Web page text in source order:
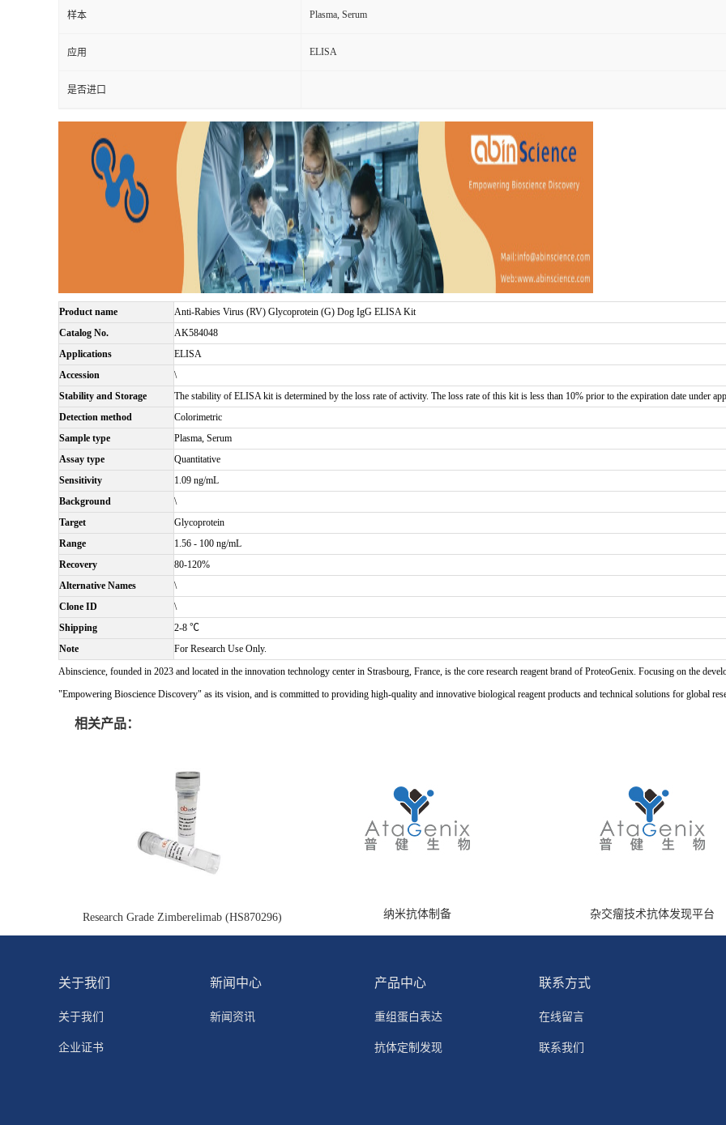
样本 Plasma, Serum
应用 ELISA
是否进口
Product name
Anti-Rabies Virus (RV) Glycoprotein (G) Dog IgG ELISA Kit
Catalog No.
AK584048
Applications
ELISA
Accession
\
Stability and Storage
The stability of ELISA kit is determined by the loss rate of activity. The loss rate of this kit is less than 10% prior to the expiration date under
Detection method
Colorimetric
Sample type
Plasma, Serum
Assay type
Quantitative
Sensitivity
1.09 ng/mL
Background
\
Target
Glycoprotein
Range
1.56 - 100 ng/mL
Recovery
80-120%
Alternative Names
\
Clone ID
\
Shipping
2-8 ℃
Note
For Research Use Only.
Abinscience, founded in 2023 and located in the innovation technology center in Strasbourg, France, is the core research reagent brand of ProteoGenix. Focusing on the
"Empowering Bioscience Discovery" as its vision, and is committed to providing high-quality and innovative biological reagent products and technical solutions for global
相关产品：
Research Grade Zimberelimab (HS870296) 纳米抗体制备 杂交瘤技术抗体发现平台
关于我们
关于我们
企业证书
新闻中心
新闻资讯
产品中心
重组蛋白表达
抗体定制发现
联系方式
在线留言
联系我们